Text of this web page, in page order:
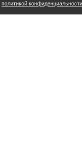
политикой конфиденциальности